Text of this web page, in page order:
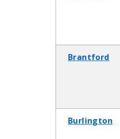
Brantford
Burlington